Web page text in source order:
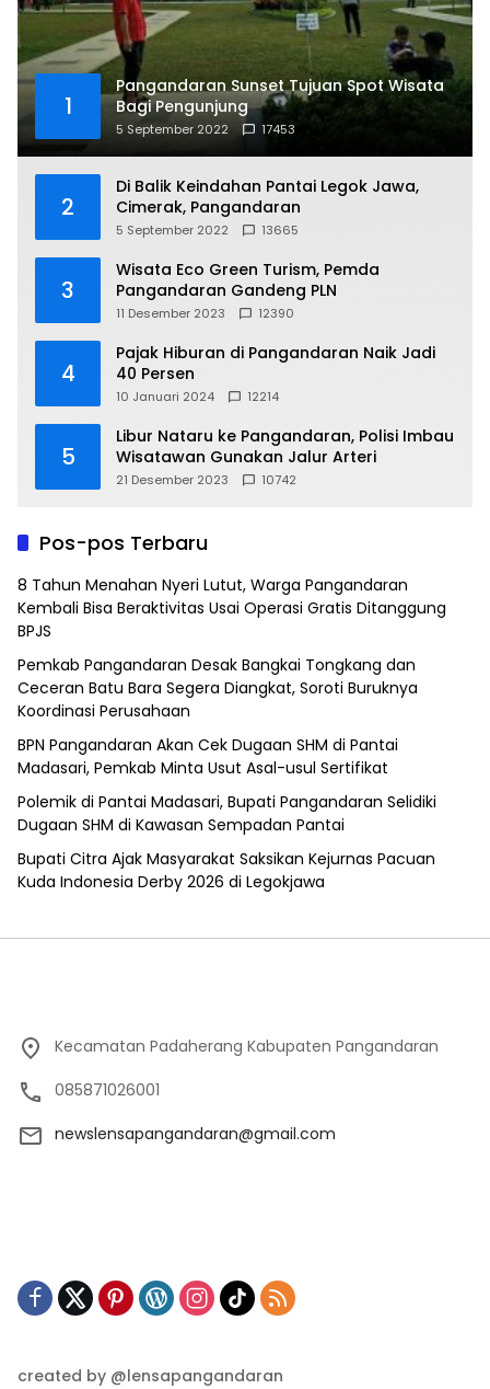
1
Pangandaran Sunset Tujuan Spot Wisata
Bagi Pengunjung
5 September 2022 17453
2
Di Balik Keindahan Pantai Legok Jawa,
Cimerak, Pangandaran
5 September 2022 13665
3
Wisata Eco Green Turism, Pemda
Pangandaran Gandeng PLN
11 Desember 2023 12390
4
Pajak Hiburan di Pangandaran Naik Jadi
40 Persen
10 Januari 2024 12214
5
Libur Nataru ke Pangandaran, Polisi Imbau
Wisatawan Gunakan Jalur Arteri
21 Desember 2023 10742
Pos-pos Terbaru
8 Tahun Menahan Nyeri Lutut, Warga Pangandaran
Kembali Bisa Beraktivitas Usai Operasi Gratis Ditanggung
BPJS
Pemkab Pangandaran Desak Bangkai Tongkang dan
Ceceran Batu Bara Segera Diangkat, Soroti Buruknya
Koordinasi Perusahaan
BPN Pangandaran Akan Cek Dugaan SHM di Pantai
Madasari, Pemkab Minta Usut Asal-usul Sertifikat
Polemik di Pantai Madasari, Bupati Pangandaran Selidiki
Dugaan SHM di Kawasan Sempadan Pantai
Bupati Citra Ajak Masyarakat Saksikan Kejurnas Pacuan
Kuda Indonesia Derby 2026 di Legokjawa
Kecamatan Padaherang Kabupaten Pangandaran
085871026001
newslensapangandaran@gmail.com
created by @lensapangandaran